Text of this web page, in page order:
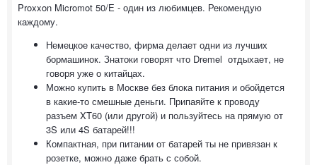
Proxxon Micromot 50/Е - один из любимцев. Рекомендую
каждому.
Немецкое качество, фирма делает одни из лучших
бормашинок. Знатоки говорят что Dremel отдыхает, не
говоря уже о китайцах.
Можно купить в Москве без блока питания и обойдется
в какие-то смешные деньги. Припаяйте к проводу
разъем XT60 (или другой) и пользуйтесь на прямую от
3S или 4S батарей!!!
Компактная, при питании от батарей ты не привязан к
розетке, можно даже брать с собой.